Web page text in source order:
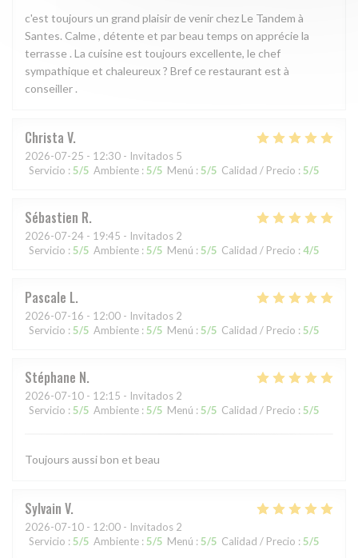
c'est toujours un grand plaisir de venir chez Le Tandem à
Santes. Calme , détente et par beau temps on apprécie la
terrasse . La cuisine est toujours excellente, le chef
sympathique et chaleureux ? Bref ce restaurant est à
conseiller .
Christa V
2026-07-25 - 12:30 - Invitados 5
Servicio : 5/5 Ambiente : 5/5 Menú : 5/5 Calidad / Precio : 5/5
Sébastien R
2026-07-24 - 19:45 - Invitados 2
Servicio : 5/5 Ambiente : 5/5 Menú : 5/5 Calidad / Precio : 4/5
Pascale L
2026-07-16 - 12:00 - Invitados 2
Servicio : 5/5 Ambiente : 5/5 Menú : 5/5 Calidad / Precio : 5/5
Stéphane N
2026-07-10 - 12:15 - Invitados 2
Servicio : 5/5 Ambiente : 5/5 Menú : 5/5 Calidad / Precio : 5/5
Toujours aussi bon et beau
Sylvain V
2026-07-10 - 12:00 - Invitados 2
Servicio : 5/5 Ambiente : 5/5 Menú : 5/5 Calidad / Precio : 5/5